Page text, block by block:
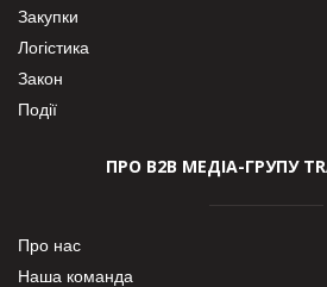
Закупки
Логістика
Закон
Події
ПРО В2В МЕДІА-ГРУПУ
Про нас
Наша команда